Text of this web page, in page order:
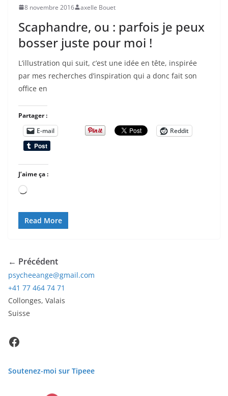
8 novembre 2016 axelle Bouet
Scaphandre, ou : parfois je peux
bosser juste pour moi !
L’illustration qui suit, c’est une idée en tête, inspirée
par mes recherches d’inspiration qui a donc fait son
office en
Partager :
E-mail
Reddit
J’aime ça :
Chargement…
Read More
← Précédent
psycheeange@gmail.com
+41 77 464 74 71
Collonges, Valais
Suisse
Facebook
Soutenez-moi sur Tipeee